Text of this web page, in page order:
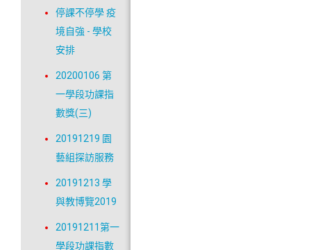
停課不停學 疫
境自強 - 學校
安排
20200106 第
一學段功課指
數獎(三)
20191219 園
藝組探訪服務
20191213 學
與教博覽2019
20191211第一
學段功課指數